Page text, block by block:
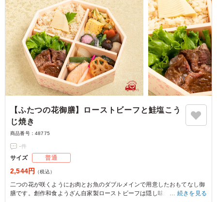
【ふたつの花御膳】ローストビーフと鮭塩こう
じ焼き
商品番号： 48775
-件
サイズ 普通
2,544円 （税込）
二つの花が咲くようにお肉とお魚のダブルメインで用意したおもてなし御
膳です。創作和食ようざん自家製ローストビーフは隠し味のバルサミコが
続きを見る